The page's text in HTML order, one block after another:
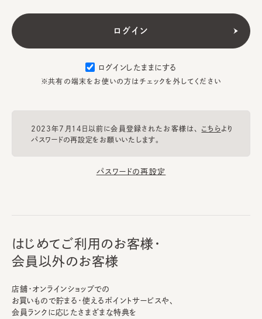
ログインしたままにする
※共有の端末をお使いの方はチェックを外してください
2023年7月14日以前に会員登録されたお客様は、 こちらより
パスワードの再設定をお願いいたします。
パスワードの再設定
はじめてご利用のお客様・
会員以外のお客様
店舗・オンラインショップでの
お買いもので貯まる・使えるポイントサービスや、
会員ランクに応じたさまざまな特典を